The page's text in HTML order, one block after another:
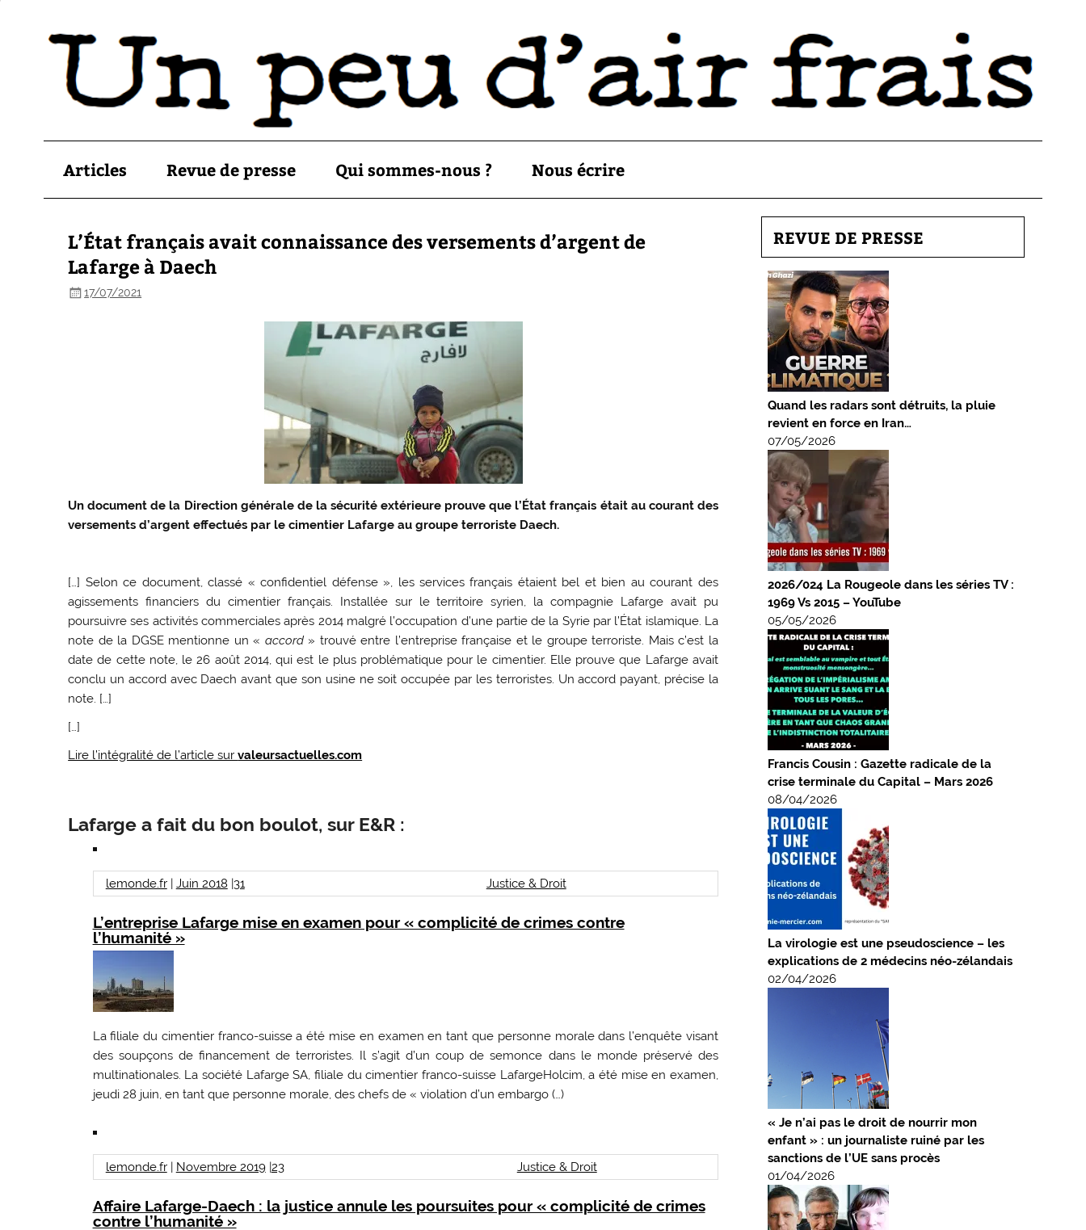
Articles Revue de presse Qui sommes-nous ? Nous écrire
L’État français avait connaissance des versements d’argent de
Lafarge à Daech
17/07/2021
Un document de la Direction générale de la sécurité extérieure prouve que l’État français était au courant des
versements d’argent effectués par le cimentier Lafarge au groupe terroriste Daech.
[…] Selon ce document, classé « confidentiel défense », les services français étaient bel et bien au courant des
agissements financiers du cimentier français. Installée sur le territoire syrien, la compagnie Lafarge avait pu
poursuivre ses activités commerciales après 2014 malgré l’occupation d’une partie de la Syrie par l’État islamique. La
note de la DGSE mentionne un « accord» trouvé entre l’entreprise française et le groupe terroriste. Mais c’est la
date de cette note, le 26 août 2014, qui est le plus problématique pour le cimentier. Elle prouve que Lafarge avait
conclu un accord avec Daech avant que son usine ne soit occupée par les terroristes. Un accord payant, précise la
note. […]
[…]
Lire l’intégralité de l’article survaleursactuelles.com
Lafarge a fait du bon boulot, sur E&R :
lemonde.fr| Juin 2018 |31 Justice & Droit
L’entreprise Lafarge mise en examen pour « complicité de crimes contre
l’humanité »
La filiale du cimentier franco-suisse a été mise en examen en tant que personne morale dans l’enquête visant
des soupçons de financement de terroristes. Il s’agit d’un coup de semonce dans le monde préservé des
multinationales. La société Lafarge SA, filiale du cimentier franco-suisse LafargeHolcim, a été mise en examen,
jeudi 28 juin, en tant que personne morale, des chefs de « violation d’un embargo (…)
lemonde.fr| Novembre 2019|23 Justice & Droit
Affaire Lafarge-Daech : la justice annule les poursuites pour « complicité de crimes
contre l’humanité »
REVUE DE PRESSE
Quand les radars sont détruits, la pluie
revient en force en Iran…
07/05/2026
2026/024 La Rougeole dans les séries TV :
1969 Vs 2015 – YouTube
05/05/2026
Francis Cousin : Gazette radicale de la
crise terminale du Capital – Mars 2026
08/04/2026
La virologie est une pseudoscience – les
explications de 2 médecins néo-zélandais
02/04/2026
« Je n’ai pas le droit de nourrir mon
enfant » : un journaliste ruiné par les
sanctions de l’UE sans procès
01/04/2026